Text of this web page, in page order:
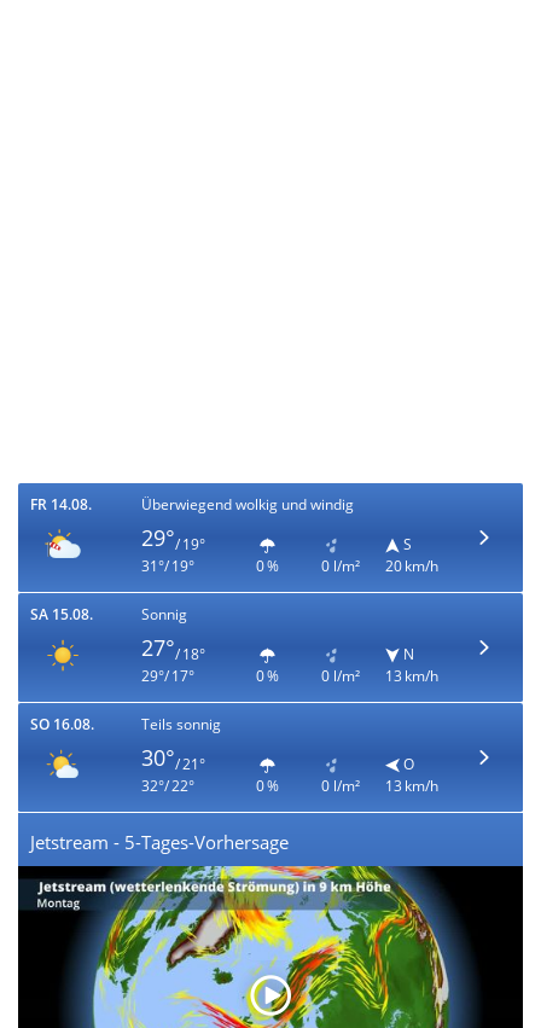
FR 14.08. Überwiegend wolkig und windig
29°/ 19°
31°/ 19°
0 % 0 l/m²
S
20 km/h
SA 15.08. Sonnig
27°/ 18°
29°/ 17°
0 % 0 l/m²
N
13 km/h
SO 16.08. Teils sonnig
30°/ 21°
32°/ 22°
0 % 0 l/m²
O
13 km/h
Jetstream - 5-Tages-Vorhersage